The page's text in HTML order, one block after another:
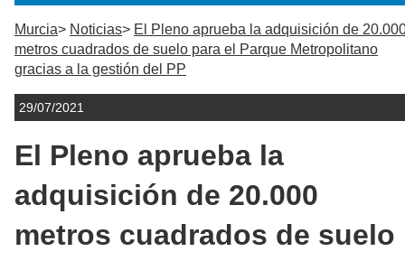
Murcia Noticias
El Pleno aprueba la adquisición de
metros cuadrados de suelo para el Parque Metropolitano
gracias a la gestión del PP
29/07/2021
El Pleno aprueba la
adquisición de 20.000
metros cuadrados de suelo